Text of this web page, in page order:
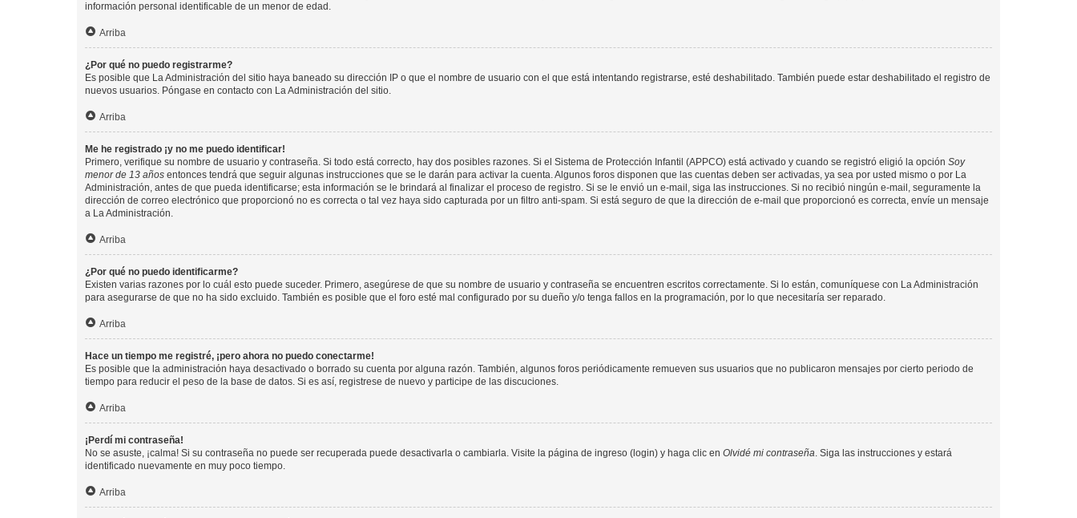
información personal identificable de un menor de edad.
Arriba
¿Por qué no puedo registrarme?
Es posible que La Administración del sitio haya baneado su dirección IP o que el nombre de usuario con el que está intentando registrarse, esté deshabilitado. También puede estar deshabilitado el registro de
nuevos usuarios. Póngase en contacto con La Administración del sitio.
Arriba
Me he registrado ¡y no me puedo identificar!
Primero, verifique su nombre de usuario y contraseña. Si todo está correcto, hay dos posibles razones. Si el Sistema de Protección Infantil (APPCO) está activado y cuando se registró eligió la opción Soy
menor de 13 años entonces tendrá que seguir algunas instrucciones que se le darán para activar la cuenta. Algunos foros disponen que las cuentas deben ser activadas, ya sea por usted mismo o por La
Administración, antes de que pueda identificarse; esta información se le brindará al finalizar el proceso de registro. Si se le envió un e-mail, siga las instrucciones. Si no recibió ningún e-mail, seguramente la
dirección de correo electrónico que proporcionó no es correcta o tal vez haya sido capturada por un filtro anti-spam. Si está seguro de que la dirección de e-mail que proporcionó es correcta, envíe un mensaje
a La Administración.
Arriba
¿Por qué no puedo identificarme?
Existen varias razones por lo cuál esto puede suceder. Primero, asegúrese de que su nombre de usuario y contraseña se encuentren escritos correctamente. Si lo están, comuníquese con La Administración
para asegurarse de que no ha sido excluido. También es posible que el foro esté mal configurado por su dueño y/o tenga fallos en la programación, por lo que necesitaría ser reparado.
Arriba
Hace un tiempo me registré, ¡pero ahora no puedo conectarme!
Es posible que la administración haya desactivado o borrado su cuenta por alguna razón. También, algunos foros periódicamente remueven sus usuarios que no publicaron mensajes por cierto periodo de
tiempo para reducir el peso de la base de datos. Si es así, registrese de nuevo y participe de las discuciones.
Arriba
¡Perdí mi contraseña!
No se asuste, ¡calma! Si su contraseña no puede ser recuperada puede desactivarla o cambiarla. Visite la página de ingreso (login) y haga clic en Olvidé mi contraseña. Siga las instrucciones y estará
identificado nuevamente en muy poco tiempo.
Arriba